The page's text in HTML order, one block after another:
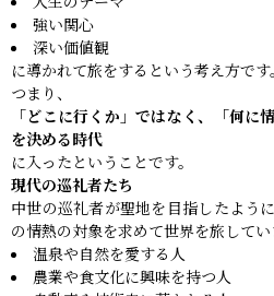
強い関心
深い価値観
に導かれて旅をするという考え方です。
つまり、
「どこに行くか」ではなく、「何に
を決める時代
に入ったということです。
現代の巡礼者たち
中世の巡礼者が聖地を目指したよう
の情熱の対象を求めて世界を旅してい
温泉や自然を愛する人
農業や食文化に興味を持つ人